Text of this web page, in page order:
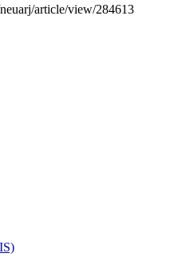
article/view/284613